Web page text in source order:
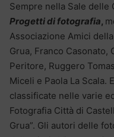
Sempre nella Sale delle
Progetti di fotografia,
Associazione Amici
Grua, Franco Casonato,
Peritore, Ruggero
Miceli e Paola La Scala.
classificate nelle varie
Fotografia Città di
Grua”. Gli autori delle